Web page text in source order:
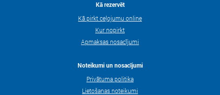
Kā rezervēt
Kā pirkt ceļojumu online
Kur nopirkt
Apmaksas nosacījumi
Noteikumi un nosacījumi
Privātuma politika
Lietošanas noteikumi